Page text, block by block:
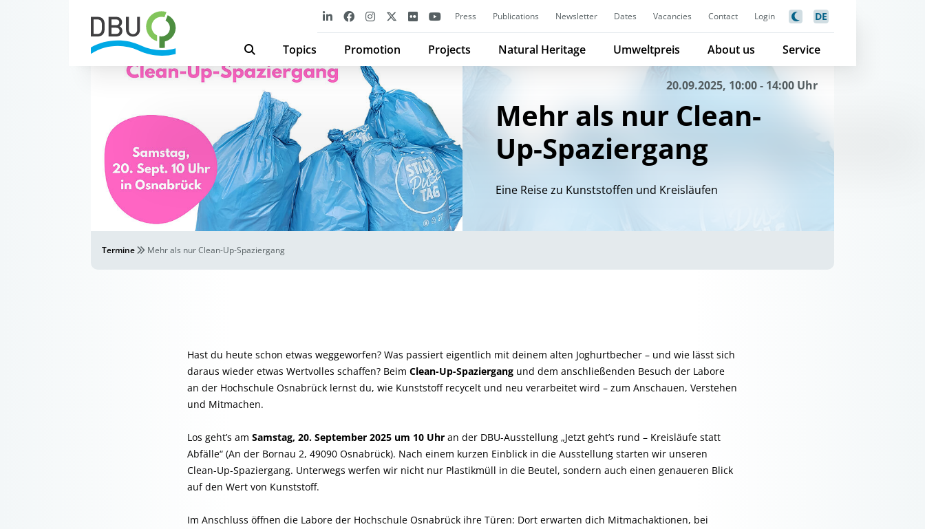
Press Publications Newsletter Dates Vacancies Contact Login DE
Topics Promotion Projects Natural Heritage Umweltpreis About us Service
20.09.2025, 10:00 - 14:00 Uhr
Mehr als nur Clean-
Up-Spaziergang
Eine Reise zu Kunststoffen und Kreisläufen
Termine Mehr als nur Clean-Up-Spaziergang
Hast du heute schon etwas weggeworfen? Was passiert eigentlich mit deinem alten Joghurtbecher – und wie lässt sich
daraus wieder etwas Wertvolles schaffen? Beim Clean-Up-Spaziergang und dem anschließenden Besuch der Labore
an der Hochschule Osnabrück lernst du, wie Kunststoff recycelt und neu verarbeitet wird – zum Anschauen, Verstehen
und Mitmachen.
Los geht’s am Samstag, 20. September 2025 um 10 Uhr an der DBU-Ausstellung „Jetzt geht’s rund – Kreisläufe statt
Abfälle“ (An der Bornau 2, 49090 Osnabrück). Nach einem kurzen Einblick in die Ausstellung starten wir unseren
Clean-Up-Spaziergang. Unterwegs werfen wir nicht nur Plastikmüll in die Beutel, sondern auch einen genaueren Blick
auf den Wert von Kunststoff.
Im Anschluss öffnen die Labore der Hochschule Osnabrück ihre Türen: Dort erwarten dich Mitmachaktionen, bei